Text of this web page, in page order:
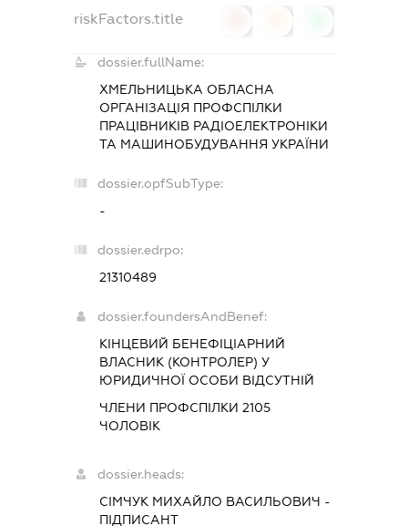
riskFactors.title
dossier.fullName:
ХМЕЛЬНИЦЬКА ОБЛАСНА
ОРГАНІЗАЦІЯ ПРОФСПІЛКИ
ПРАЦІВНИКІВ РАДІОЕЛЕКТРОНІКИ
ТА МАШИНОБУДУВАННЯ УКРАЇНИ
dossier.opfSubType:
-
dossier.edrpo:
21310489
dossier.foundersAndBenef:
КІНЦЕВИЙ БЕНЕФІЦІАРНИЙ
ВЛАСНИК (КОНТРОЛЕР) У
ЮРИДИЧНОЇ ОСОБИ ВІДСУТНІЙ
ЧЛЕНИ ПРОФСПІЛКИ 2105
ЧОЛОВІК
dossier.heads:
СІМЧУК МИХАЙЛО ВАСИЛЬОВИЧ -
ПІДПИСАНТ